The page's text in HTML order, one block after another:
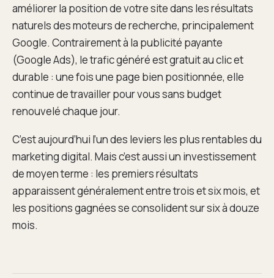
améliorer la position de votre site dans les résultats
naturels des moteurs de recherche, principalement
Google. Contrairement à la publicité payante
(Google Ads), le trafic généré est gratuit au clic et
durable : une fois une page bien positionnée, elle
continue de travailler pour vous sans budget
renouvelé chaque jour.
C’est aujourd’hui l’un des leviers les plus rentables du
marketing digital. Mais c’est aussi un investissement
de moyen terme : les premiers résultats
apparaissent généralement entre trois et six mois, et
les positions gagnées se consolident sur six à douze
mois.